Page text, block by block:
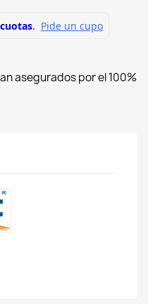
asegurados por el 100%